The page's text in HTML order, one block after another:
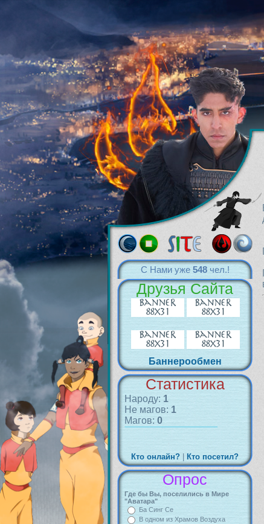
С Нами уже 548чел.!
Друзья Сайта
Баннерообмен
Статистика
Народу: 1
Не магов: 1
Магов: 0
Кто онлайн? Кто посетил?
Опрос
Где бы Вы, поселились в Мире
"Аватара"
Ба Синг Се
В одном из Храмов Воздуха